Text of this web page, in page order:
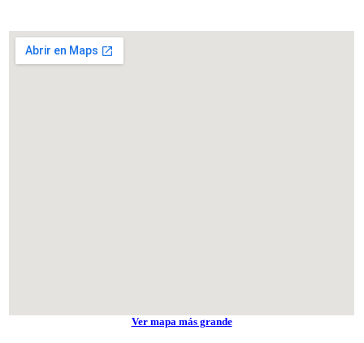
Ver mapa más grande